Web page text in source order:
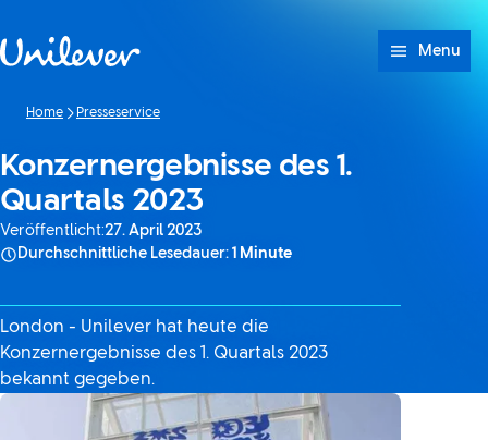
Menu
Home Presseservice
Konzernergebnisse des 1.
Quartals 2023
Veröffentlicht:27. April 2023
Durchschnittliche Lesedauer: 1 Minute
London - Unilever hat heute die
Konzernergebnisse des 1. Quartals 2023
bekannt gegeben.